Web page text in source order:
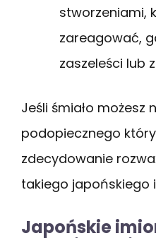
stworzeniami,
zareagować,
zaszeleści lub
Jeśli śmiało możesz
podopiecznego
zdecydowanie
takiego japońskiego
Japońskie